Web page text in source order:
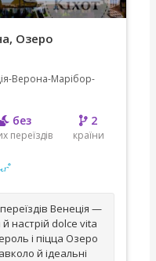
Озеро
Верона-Марібор-
без
переїздів
2
країни
Венеція —
настрій dolce vita
і піцца Озеро
й ідеальні